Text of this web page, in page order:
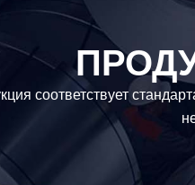
соответствует